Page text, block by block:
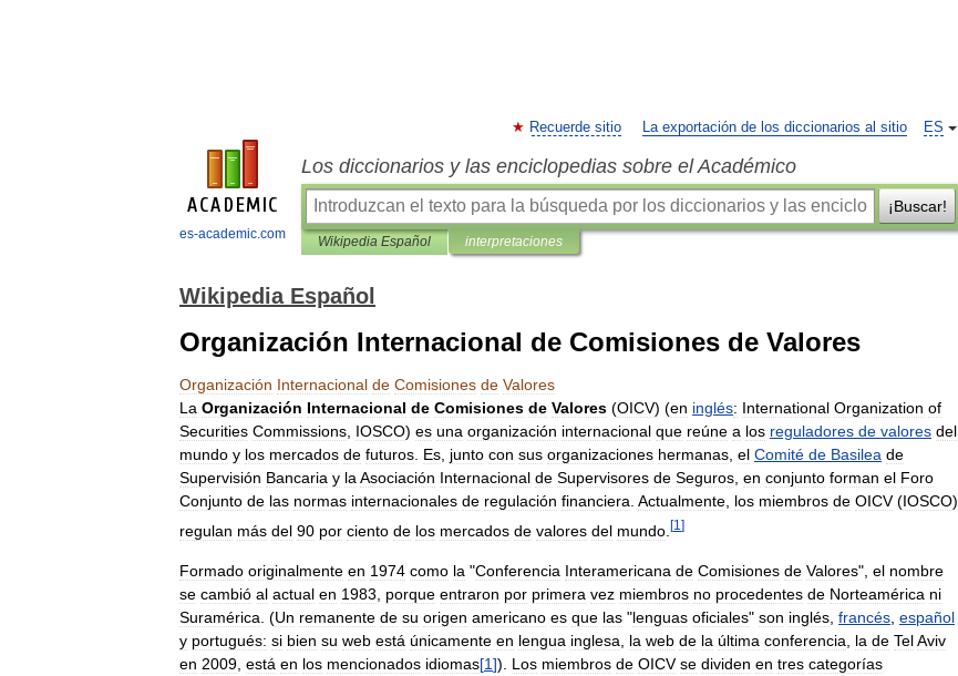
es-academic.com
ES
Recuerde sitio La exportación de los diccionarios al sitio
Los diccionarios y las enciclopedias sobre el Académico
¡Buscar!
Wikipedia Español interpretaciones
Wikipedia Español
Organización Internacional de Comisiones de Valores
Organización Internacional de Comisiones de Valores
La Organización Internacional de Comisiones de Valores (OICV) (en inglés: International Organization of
Securities Commissions IOSCO) es una organización internacional que reúne a los reguladores de valores del
mundo y los mercados de futuros Es junto con sus organizaciones hermanas el Comité de Basilea de
Supervisión Bancaria y la Asociación Internacional de Supervisores de Seguros en conjunto forman el Foro
Conjunto de las normas internacionales de regulación financiera Actualmente los miembros de OICV(IOSCO)
regulan más del 90 por ciento de los mercados de valores del mundo [1 ]
Formado originalmente en 1974 como la "Conferencia Interamericana de Comisiones de Valores", el nombre
se cambió al actual en 1983 porque entraron por primera vez miembros no procedentes de Norteamérica ni
Suramérica . (Un remanente de su origen americano es que las "lenguas oficiales" son inglés francés español
y portugués: si bien su web está únicamente en lengua inglesa la web de la última conferencia la de TelAviv
en 2009 está en los mencionados idiomas[1]). Los miembros de OICV se dividen en tres categorías